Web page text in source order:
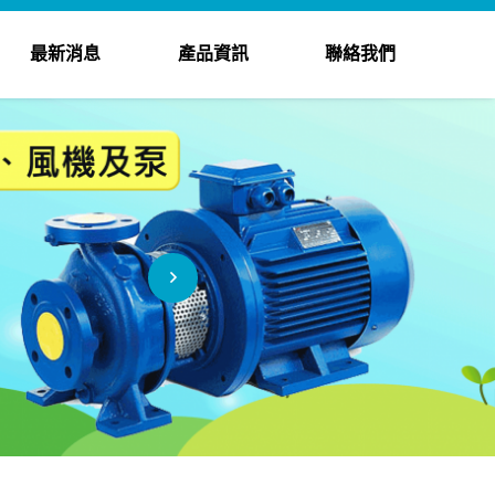
最新消息 產品資訊 聯絡我們